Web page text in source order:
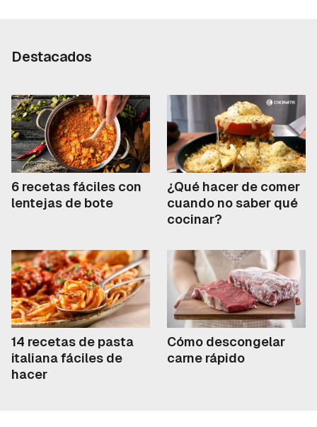
Destacados
6 recetas fáciles con
lentejas de bote
¿Qué hacer de comer
cuando no saber qué
cocinar?
14 recetas de pasta
italiana fáciles de
hacer
Cómo descongelar
carne rápido